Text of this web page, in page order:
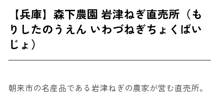
【兵庫】森下農園 岩津ねぎ直売所（も
りしたのうえん いわづねぎちょくばい
じょ）
朝来市の名産品である岩津ねぎの農家が営む直売所。